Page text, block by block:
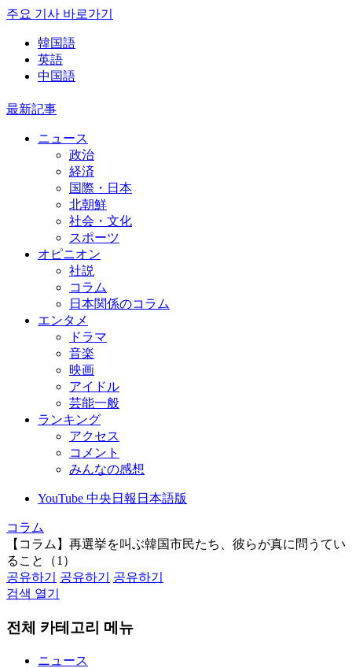
주요 기사 바로가기
韓国語
英語
中国語
最新記事
ニュース
政治
経済
国際・日本
北朝鮮
社会・文化
スポーツ
オピニオン
社説
コラム
日本関係のコラム
エンタメ
ドラマ
音楽
映画
アイドル
芸能一般
ランキング
アクセス
コメント
みんなの感想
YouTube 中央日報日本語版
コラム
【コラム】再選挙を叫ぶ韓国市民たち、彼らが真に問うてい
ること（1）
공유하기
공유하기
공유하기
검색 열기
전체 카테고리 메뉴
ニュース